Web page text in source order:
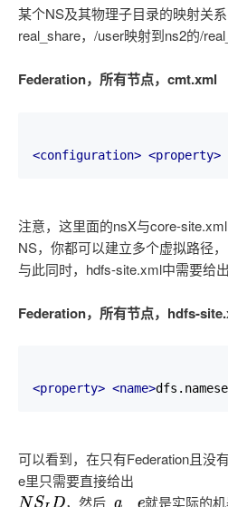
某个NS及其物理子目录的映射关
real_share，/user映射到ns2的/
Federation，所有节点，cmt.xml
<configuration> <property>
注意，这里面的nsX与core-
NS，你都可以建立多个虚拟路径
与此同时，hdfs-site.xml中需要给
Federation，所有节点，hdfs-
<property> <name>
可以看到，在只有Federation且没
e里只需要直接给出
， 然后 就是实 际的机
NSID，然 后va ue 是实际的机器